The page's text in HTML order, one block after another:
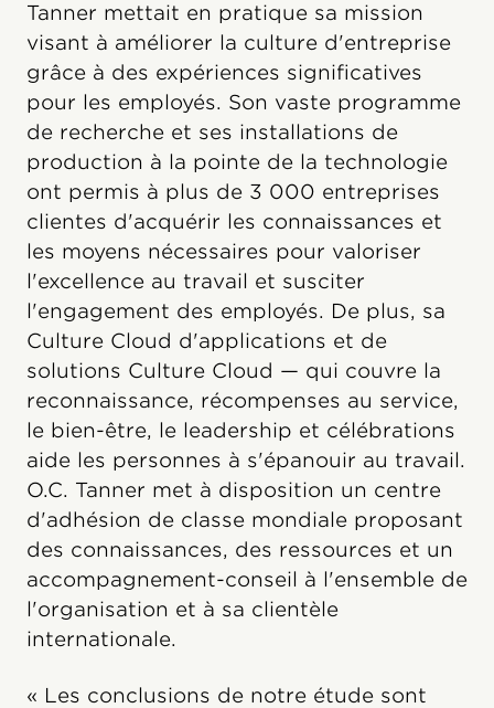
Tanner mettait en pratique sa mission
visant à améliorer la culture d'entreprise
grâce à des expériences significatives
pour les employés. Son vaste programme
de recherche et ses installations de
production à la pointe de la technologie
ont permis à plus de 3 000 entreprises
clientes d'acquérir les connaissances et
les moyens nécessaires pour valoriser
l'excellence au travail et susciter
l'engagement des employés. De plus, sa
Culture Cloud d'applications et de
solutions Culture Cloud — qui couvre la
reconnaissance, récompenses au service,
le bien-être, le leadership et célébrations
aide les personnes à s'épanouir au travail.
O.C. Tanner met à disposition un centre
d'adhésion de classe mondiale proposant
des connaissances, des ressources et un
accompagnement-conseil à l'ensemble de
l'organisation et à sa clientèle
internationale.
« Les conclusions de notre étude sont